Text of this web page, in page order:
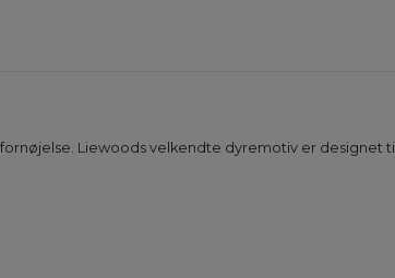
Liewoods velkendte dyremotiv er designet til